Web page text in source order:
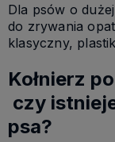
Dla psów o
do zrywania
klasyczny,
Kołnierz
czy
psa?